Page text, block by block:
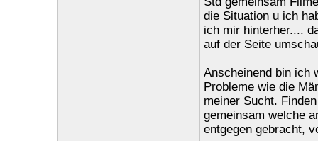
die Situation u ich
ich mir hinterher....
auf der Seite
Anscheinend bin ich
Probleme wie die
meiner Sucht.
gemeinsam welche
entgegen gebracht,